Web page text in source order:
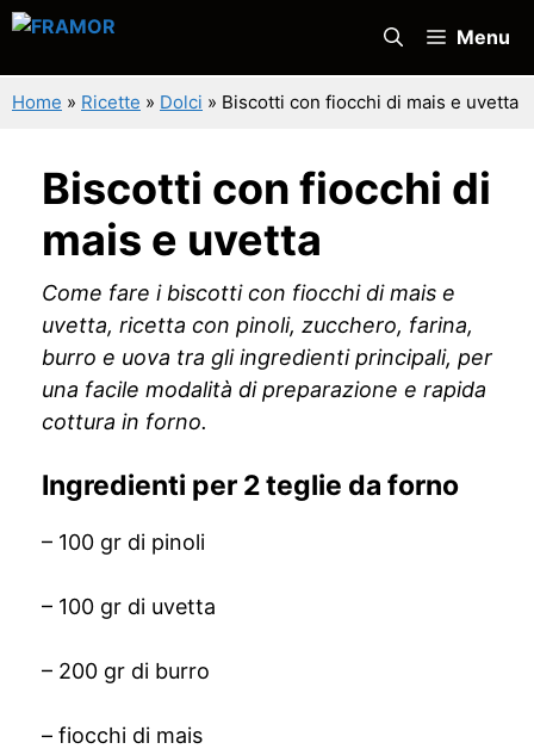
Vai
contenuto
Menu
Home » Ricette » Dolci » Biscotti con fiocchi di mais e uvetta
Biscotti con fiocchi di
mais e uvetta
Come fare i biscotti con fiocchi di mais e
uvetta, ricetta con pinoli, zucchero, farina,
burro e uova tra gli ingredienti principali, per
una facile modalità di preparazione e rapida
cottura in forno.
Ingredienti per 2 teglie da forno
– 100 gr di pinoli
– 100 gr di uvetta
– 200 gr di burro
– fiocchi di mais